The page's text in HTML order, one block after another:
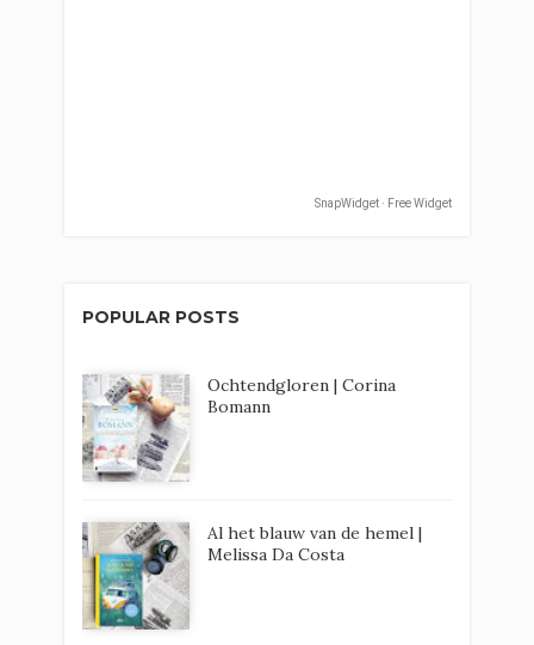
SnapWidget · Free Widget
POPULAR POSTS
Ochtendgloren | Corina
Bomann
Al het blauw van de hemel |
Melissa Da Costa